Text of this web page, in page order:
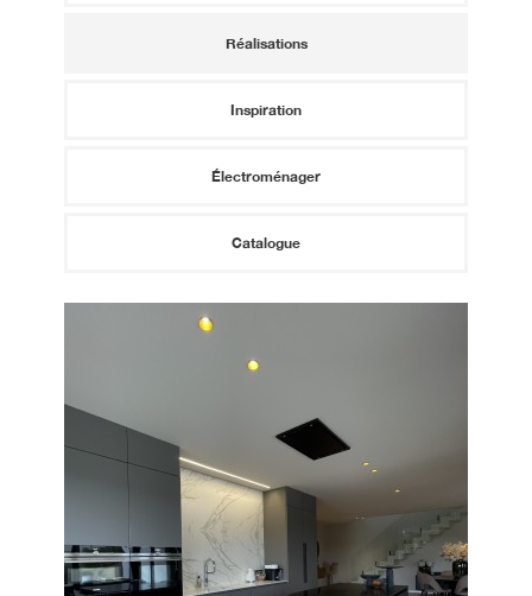
Réalisations
Inspiration
Électroménager
Catalogue